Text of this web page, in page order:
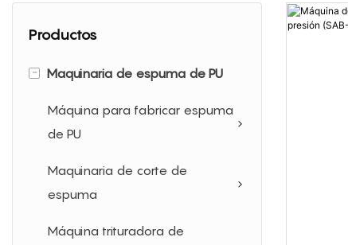
Productos
- Maquinaria de espuma de PU
Máquina para fabricar espuma
de PU
Maquinaria de corte de
espuma
Máquina trituradora de